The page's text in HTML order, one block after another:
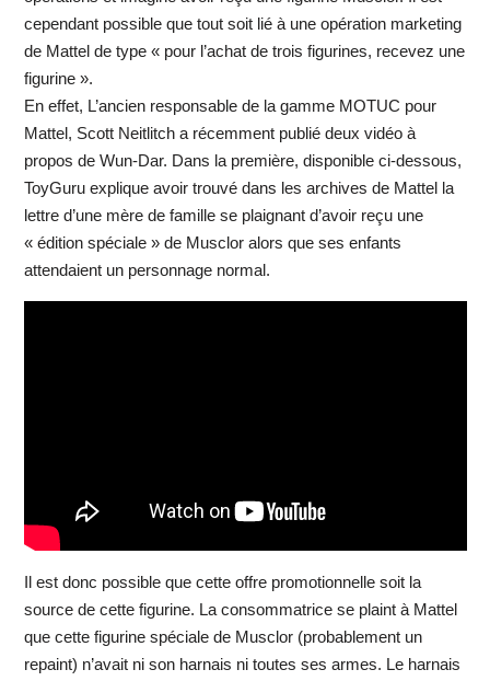
cependant possible que tout soit lié à une opération marketing
de Mattel de type « pour l’achat de trois figurines, recevez une
figurine ».
En effet, L’ancien responsable de la gamme MOTUC pour
Mattel, Scott Neitlitch a récemment publié deux vidéo à
propos de Wun-Dar. Dans la première, disponible ci-dessous,
ToyGuru explique avoir trouvé dans les archives de Mattel la
lettre d’une mère de famille se plaignant d’avoir reçu une
« édition spéciale » de Musclor alors que ses enfants
attendaient un personnage normal.
Il est donc possible que cette offre promotionnelle soit la
source de cette figurine. La consommatrice se plaint à Mattel
que cette figurine spéciale de Musclor (probablement un
repaint) n’avait ni son harnais ni toutes ses armes. Le harnais